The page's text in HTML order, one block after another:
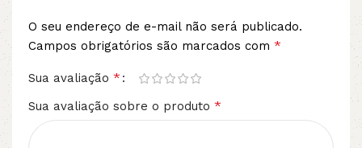
O seu endereço de e-mail não será publicado.
Campos obrigatórios são marcados com *
Sua avaliação *
Sua avaliação sobre o produto *